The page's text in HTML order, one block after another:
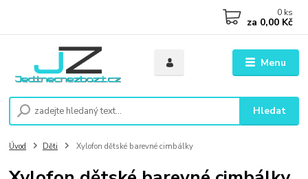
Menu
Hledat
0 ks
za 0,00 Kč
Úvod Děti Xylofon dětské barevné cimbálky